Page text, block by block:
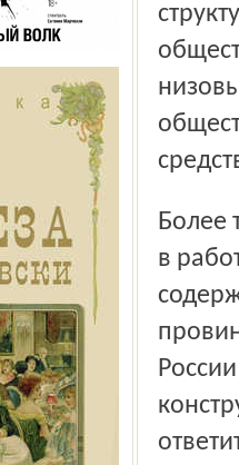
Более того, мы предлагали своё информационное участие
в